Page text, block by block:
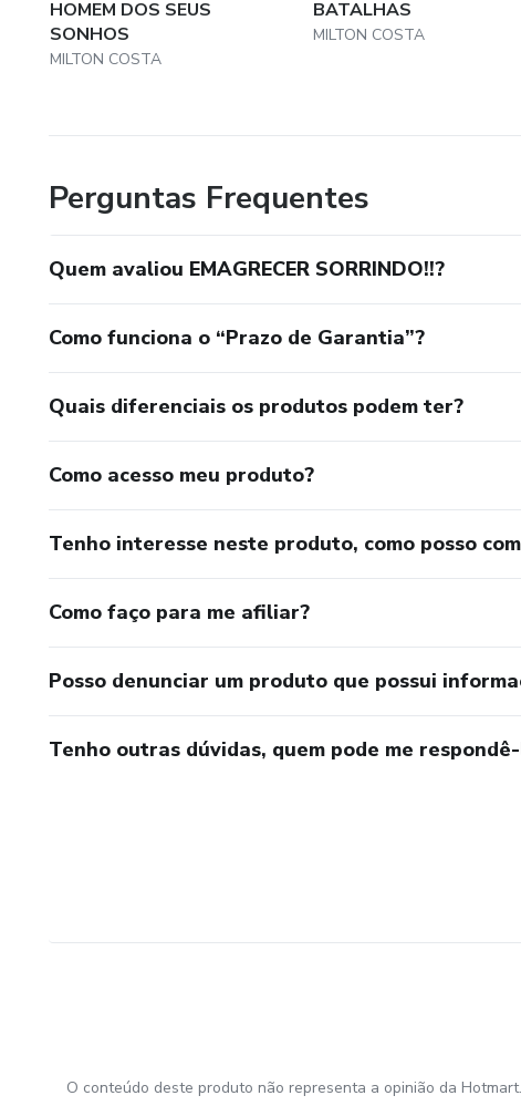
HOMEM DOS SEUS
SONHOS
MILTON COSTA
BATALHAS
MILTON COSTA
Perguntas Frequentes
Quem avaliou EMAGRECER SORRINDO!!?
Como funciona o “Prazo de Garantia”?
Quais diferenciais os produtos podem ter?
Como acesso meu produto?
Tenho interesse neste produto, como posso
Como faço para me afiliar?
Posso denunciar um produto que possui
Tenho outras dúvidas, quem pode me
O conteúdo deste produto não representa a opinião da